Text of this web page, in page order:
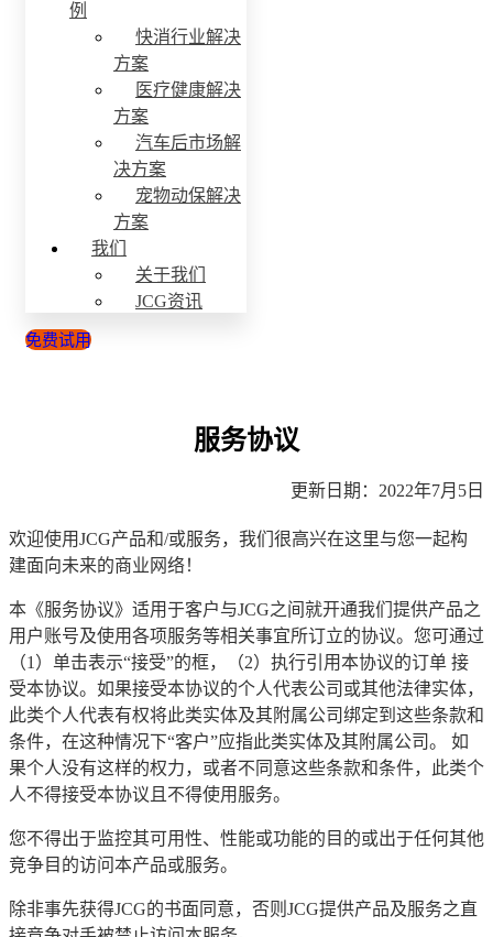
例
快消行业解决
方案
医疗健康解决
方案
汽车后市场解
决方案
宠物动保解决
方案
我们
关于我们
JCG资讯
免费试用
服务协议
更新日期：2022年7月5日
欢迎使用JCG产品和/或服务，我们很高兴在这里与您一起构
建面向未来的商业网络！
本《服务协议》适用于客户与JCG之间就开通我们提供产品之
用户账号及使用各项服务等相关事宜所订立的协议。您可通过
（1 ）单击表示“接受”的框，（2）执行引用本协议的订单 接
受本协议。如果接受本协议的个人代表公司或其他法律实体，
此类个人代表有权将此类实体及其附属公司绑定到这些条款和
条件，在这种情况下“客户”应指此类实体及其附属公司。 如
果个人没有这样的权力，或者不同意这些条款和条件，此类个
人不得接受本协议且不得使用服务。
您不得出于监控其可用性、性能或功能的目的或出于任何其他
竞争目的访问本产品或服务。
除非事先获得JCG的书面同意，否则 JCG提供产品及服务之直